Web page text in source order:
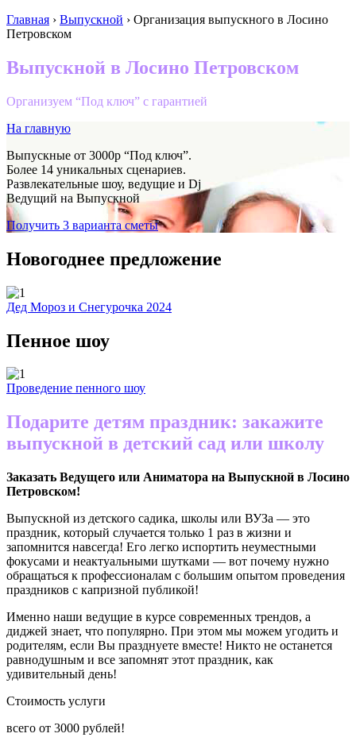
Главная › Выпускной › Организация выпускного в Лосино
Петровском
Выпускной в Лосино Петровском
Организуем “Под ключ” с гарантией
На главную
Выпускные от 3000р “Под ключ”.
Более 14 уникальных сценариев.
Развлекательные шоу, ведущие и Dj
Ведущий на Выпускной
Получить 3 варианта сметы
Новогоднее предложение
Дед Мороз и Снегурочка 2024
Пенное шоу
Проведение пенного шоу
Подарите детям праздник: закажите
выпускной в детский сад или школу
Заказать Ведущего или Аниматора на Выпускной в Лосино
Петровском!
Выпускной из детского садика, школы или ВУЗа — это
праздник, который случается только 1 раз в жизни и
запомнится навсегда! Его легко испортить неуместными
фокусами и неактуальными шутками — вот почему нужно
обращаться к профессионалам с большим опытом проведения
праздников с капризной публикой!
Именно наши ведущие в курсе современных трендов, а
диджей знает, что популярно. При этом мы можем угодить и
родителям, если Вы празднуете вместе! Никто не останется
равнодушным и все запомнят этот праздник, как
удивительный день!
Стоимость услуги
всего от 3000 рублей!